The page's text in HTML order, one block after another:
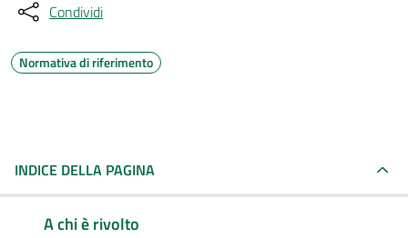
Condividi
Normativa di riferimento
INDICE DELLA PAGINA
A chi è rivolto